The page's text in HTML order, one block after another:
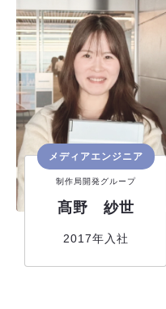
メディアエンジニア
制作局開発グループ
髙野 紗世
2017年入社